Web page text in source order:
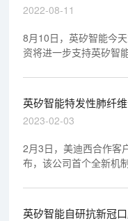
2022-08-11
8月10日，英矽智能今
资将进一步支持英矽智
于IND-Enabling阶段的
智能关键性战略布局，
研发平台Pharma.AI；
验室和机器人生物数据
英矽智能特发性肺纤
新药事
2023-02-03
2月3日，美迪西合作客
布，该公司首个全新机
INS018_055是一款具
英矽智能自研抗新冠